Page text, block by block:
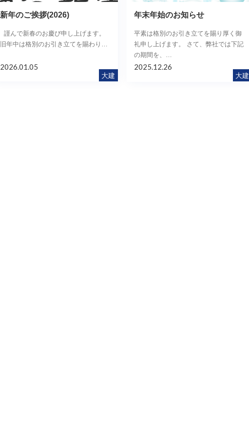
新年のご挨拶(2026)
謹んで新春のお慶び申し上げます。
旧年中は格別のお引き立てを賜わり…
大建
2026.01.05
年末年始のお知らせ
平素は格別のお引き立てを賜り厚く御
礼申し上げます。 さて、弊社では下記
の期間を、…
大建
2025.12.26